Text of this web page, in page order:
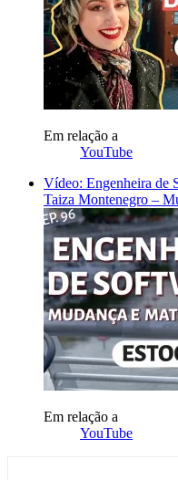
Em relação a
YouTube
Vídeo: Engenheira de
Taiza Montenegro –
Em relação a
YouTube